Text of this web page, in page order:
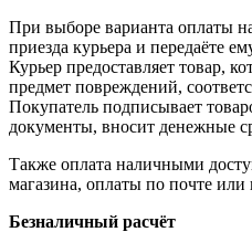
При выборе варианта оплаты
приезда курьера и передаёте
Курьер предоставляет товар,
предмет повреждений,
Покупатель подписывает
документы, вносит денежные
Также оплата наличными
магазина, оплаты по почте или
Безналичный расчёт